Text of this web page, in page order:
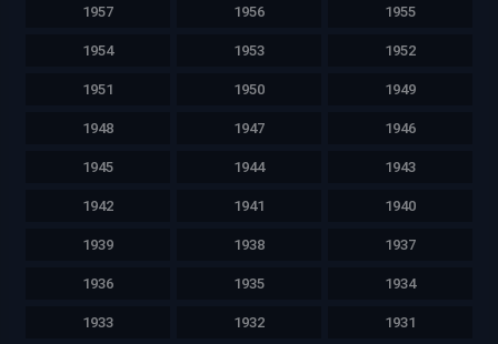
1957 1956 1955
1954 1953 1952
1951 1950 1949
1948 1947 1946
1945 1944 1943
1942 1941 1940
1939 1938 1937
1936 1935 1934
1933 1932 1931